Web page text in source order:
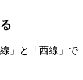
」と「西線」で